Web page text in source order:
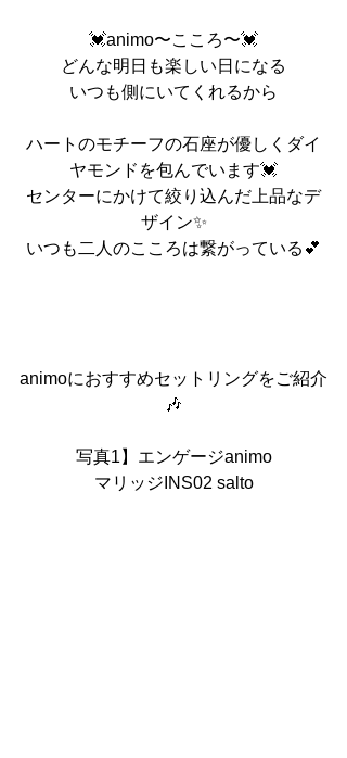
💓animo〜こころ〜💓
どんな明日も楽しい日になる
いつも側にいてくれるから
ハートのモチーフの石座が優しくダイ
ヤモンドを包んでいます💓
センターにかけて絞り込んだ上品なデ
ザイン✨
いつも二人のこころは繋がっている💕
animoにおすすめセットリングをご紹介
🎶
写真1】エンゲージanimo
マリッジINS02 salto